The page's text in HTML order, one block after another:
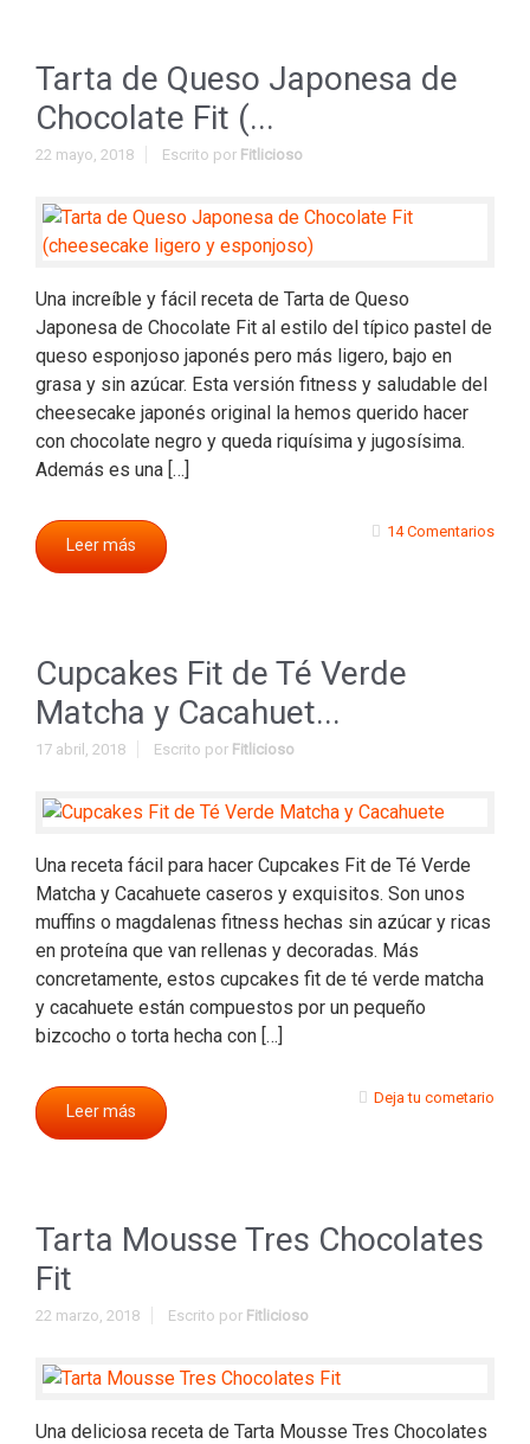
Tarta de Queso Japonesa de
Chocolate Fit (...
22 mayo, 2018 Escrito por Fitlicioso
Una increíble y fácil receta de Tarta de Queso
Japonesa de Chocolate Fit al estilo del típico pastel de
queso esponjoso japonés pero más ligero, bajo en
grasa y sin azúcar. Esta versión fitness y saludable del
cheesecake japonés original la hemos querido hacer
con chocolate negro y queda riquísima y jugosísima.
Además es una […]
Leer más
14 Comentarios
Cupcakes Fit de Té Verde
Matcha y Cacahuet...
17 abril, 2018 Escrito por Fitlicioso
Una receta fácil para hacer Cupcakes Fit de Té Verde
Matcha y Cacahuete caseros y exquisitos. Son unos
muffins o magdalenas fitness hechas sin azúcar y ricas
en proteína que van rellenas y decoradas. Más
concretamente, estos cupcakes fit de té verde matcha
y cacahuete están compuestos por un pequeño
bizcocho o torta hecha con […]
Leer más
Deja tu cometario
Tarta Mousse Tres Chocolates
Fit
22 marzo, 2018 Escrito por Fitlicioso
Una deliciosa receta de Tarta Mousse Tres Chocolates